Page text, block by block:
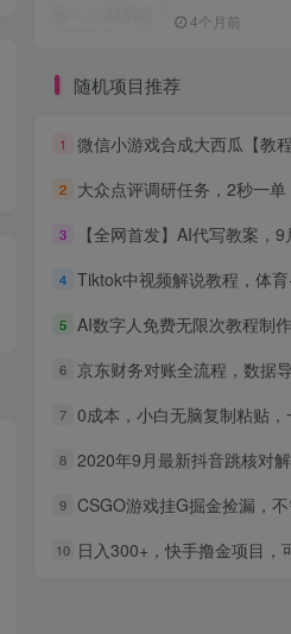
4个月前
随机项目推荐
1 微信小游戏合成大西瓜【教程
2 大众点评调研任务，2秒一单 每天50-
3 【全网首发】AI代写教案，9月开学旺季，日入3张，蓝海
4 Tiktok中视频解说教程，体育+温情文案双赛道实操
5 AI数字人免费无限次教程制作，让你轻松掌握
6 京东财务对账全流程，数据导出+双维对账+成本管控
7 0成本，小白无脑复制粘贴，一单298 靠给宝宝起名
8 2020年9月最新抖音跳核对解决方法+抖音原创
9 CSGO游戏挂G掘金捡漏，不需要玩游戏，操作简单，
10 日入300+，快手撸金项目，